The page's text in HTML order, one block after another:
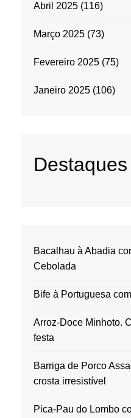
Abril 2025 (116)
Março 2025 (73)
Fevereiro 2025 (75)
Janeiro 2025 (106)
Destaques
Bacalhau à Abadia
Cebolada
Bife à Portuguesa
Arroz-Doce Minhoto.
festa
Barriga de Porco
crosta irresistível
Pica-Pau do Lombo